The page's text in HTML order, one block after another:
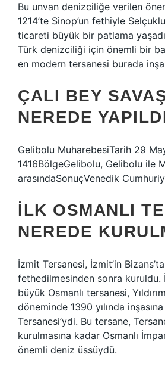
Bu unvan denizciliğe verilen
1214’te Sinop’un fethiyle
ticareti büyük bir patlama
Türk denizciliği için önemli bir
en modern tersanesi burada
ÇALI BEY
NEREDE
Gelibolu MuharebesiTarih 29
1416BölgeGelibolu, Gelibolu ile
arasındaSonuçVenedik
İLK OSMANLI
NEREDE
İzmit Tersanesi, İzmit’in
fethedilmesinden sonra kuruldu.
büyük Osmanlı tersanesi,
döneminde 1390 yılında
Tersanesi’ydi. Bu tersane,
kurulmasına kadar Osmanlı
önemli deniz üssüydü.